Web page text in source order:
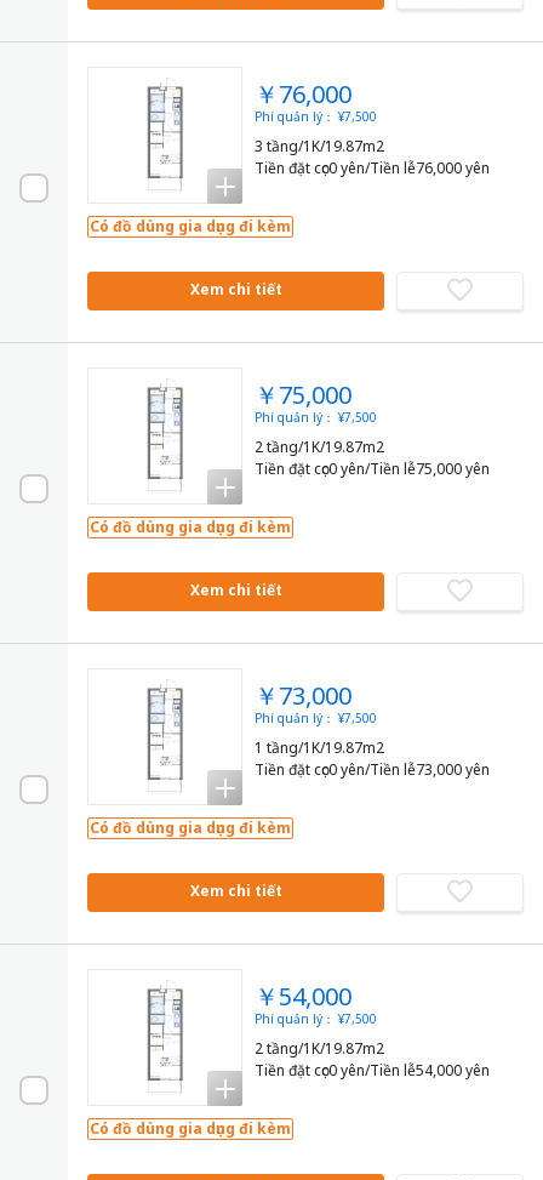
￥76,000
Phí quản lý： ¥7,500
3 tầng/1K/19.87m2
Tiền đặt cọc0 yên/Tiền lễ76,000 yên
Có đồ dùng gia dụng đi kèm
Xem chi tiết
￥75,000
Phí quản lý： ¥7,500
2 tầng/1K/19.87m2
Tiền đặt cọc0 yên/Tiền lễ75,000 yên
Có đồ dùng gia dụng đi kèm
Xem chi tiết
￥73,000
Phí quản lý： ¥7,500
1 tầng/1K/19.87m2
Tiền đặt cọc0 yên/Tiền lễ73,000 yên
Có đồ dùng gia dụng đi kèm
Xem chi tiết
￥54,000
Phí quản lý： ¥7,500
2 tầng/1K/19.87m2
Tiền đặt cọc0 yên/Tiền lễ54,000 yên
Có đồ dùng gia dụng đi kèm